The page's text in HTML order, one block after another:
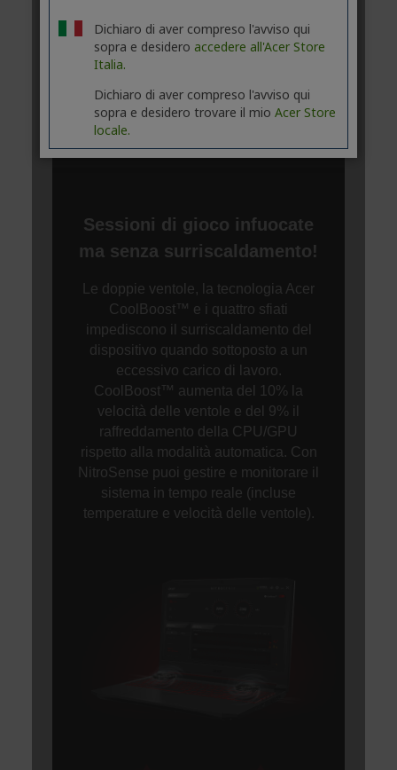
Dichiaro di aver compreso l'avviso qui
sopra e desidero accedere all'Acer Store
Italia.
Dichiaro di aver compreso l'avviso qui
sopra e desidero trovare il mio Acer Store
locale.